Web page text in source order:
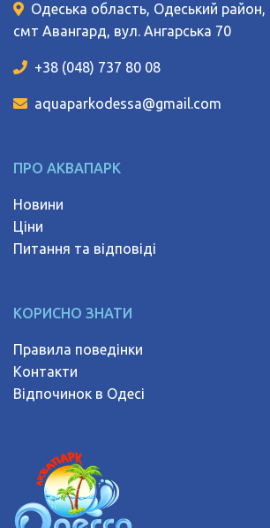
Одеська область, Одеський район,
смт Авангард, вул. Ангарська 70
+38 (048) 737 80 08
aquaparkodessa@gmail.com
ПРО АКВАПАРК
Новини
Ціни
Питання та відповіді
КОРИСНО ЗНАТИ
Правила поведінки
Контакти
Відпочинок в Одесі